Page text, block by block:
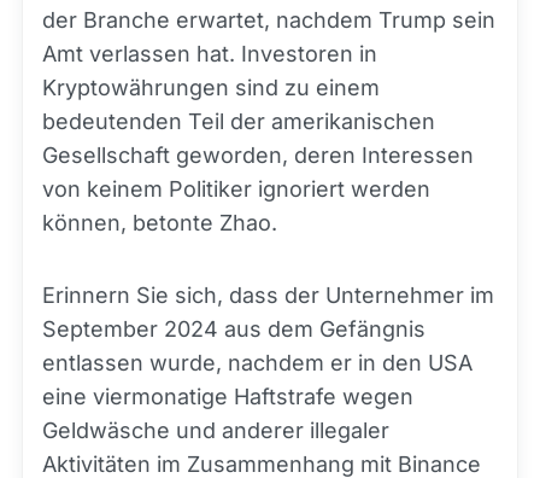
der Branche erwartet, nachdem Trump sein
Amt verlassen hat. Investoren in
Kryptowährungen sind zu einem
bedeutenden Teil der amerikanischen
Gesellschaft geworden, deren Interessen
von keinem Politiker ignoriert werden
können, betonte Zhao.
Erinnern Sie sich, dass der Unternehmer im
September 2024 aus dem Gefängnis
entlassen wurde, nachdem er in den USA
eine viermonatige Haftstrafe wegen
Geldwäsche und anderer illegaler
Aktivitäten im Zusammenhang mit Binance